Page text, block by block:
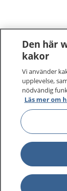
1177–
På 1177.se
sjukdomar
Logga in för
vårdärenden.
1177 ger dig
Den här
kakor
Vi använder
upplevelse,
nödvändig
Läs mer om